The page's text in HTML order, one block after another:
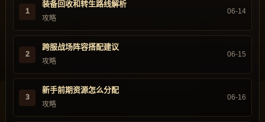
1
装备回收和转生路线解析
攻略
06-14
2
跨服战场阵容搭配建议
攻略
06-15
3
新手前期资源怎么分配
攻略
06-16